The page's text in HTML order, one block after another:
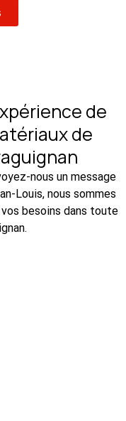
de
de
nous un message
Louis, nous sommes
besoins dans toute